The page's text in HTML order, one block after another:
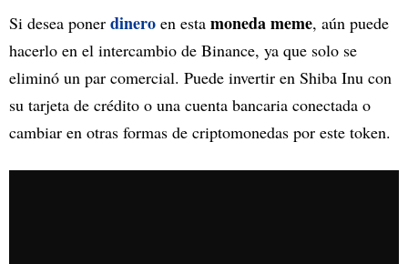
Si desea poner dinero en esta moneda meme, aún puede
hacerlo en el intercambio de Binance, ya que solo se
eliminó un par comercial. Puede invertir en Shiba Inu con
su tarjeta de crédito o una cuenta bancaria conectada o
cambiar en otras formas de criptomonedas por este token.